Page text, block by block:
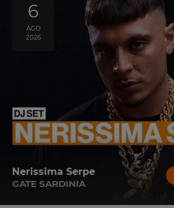
6
AGO
2026
Nerissima Serpe
GATE SARDINIA